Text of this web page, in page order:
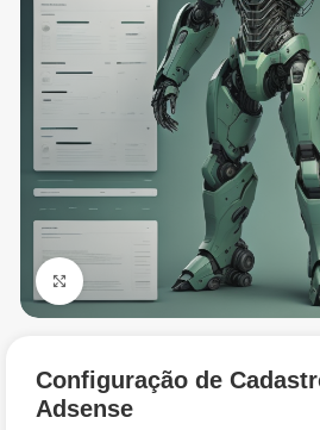
Click to enlarge
Configuração de
Adsense